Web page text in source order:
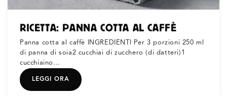
RICETTA: PANNA COTTA AL CAFFÈ
Panna cotta al caffè INGREDIENTI Per 3 porzioni 250 ml
di panna di soia2 cucchiai di zucchero (di datteri)1
cucchiaino...
LEGGI ORA